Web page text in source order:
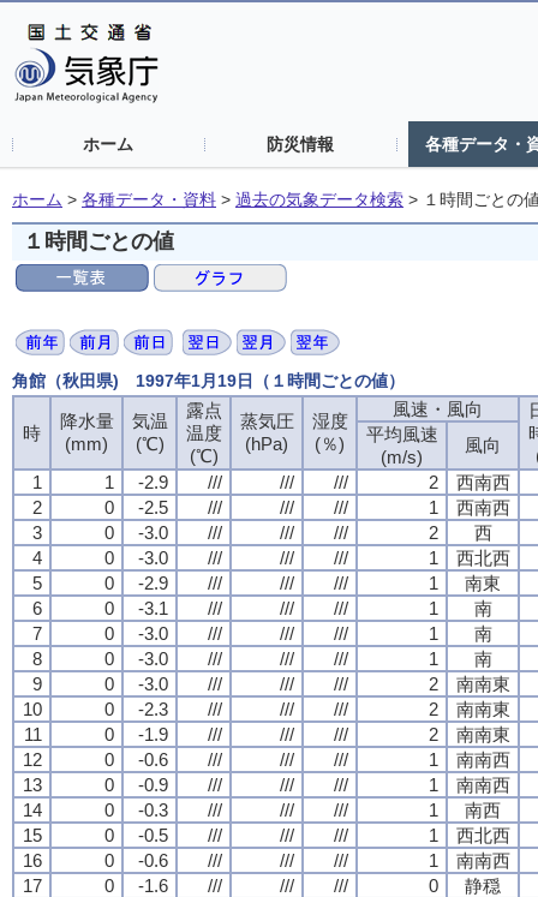
ホーム 防災情報 各種データ・
ホーム > 各種データ・資料 > 過去の気象データ検索 > １時間ごとの
１時間ごとの値
角館（秋田県) 1997年1月19日（１時間ごとの値）
時
降水量
(mm)
気温
(℃)
露点
温度
(℃)
蒸気圧
(hPa)
湿度
(％)
風速・風向
平均風速
(m/s)
風向
1
1 -2.9 /// /// /// 2
西南西
2
0 -2.5 /// /// /// 1
西南西
3
0 -3.0 /// /// /// 2
西
4
0 -3.0 /// /// /// 1
西北西
5
0 -2.9 /// /// /// 1
南東
6
0 -3.1 /// /// /// 1
南
7
0 -3.0 /// /// /// 1
南
8
0 -3.0 /// /// /// 1
南
9
0 -3.0 /// /// /// 2
南南東
10
0 -2.3 /// /// /// 2
南南東
11
0 -1.9 /// /// /// 2
南南東
12
0 -0.6 /// /// /// 1
南南西
13
0 -0.9 /// /// /// 1
南南西
14
0 -0.3 /// /// /// 1
南西
15
0 -0.5 /// /// /// 1
西北西
16
0 -0.6 /// /// /// 1
南南西
17
0 -1.6 /// /// /// 0
静穏